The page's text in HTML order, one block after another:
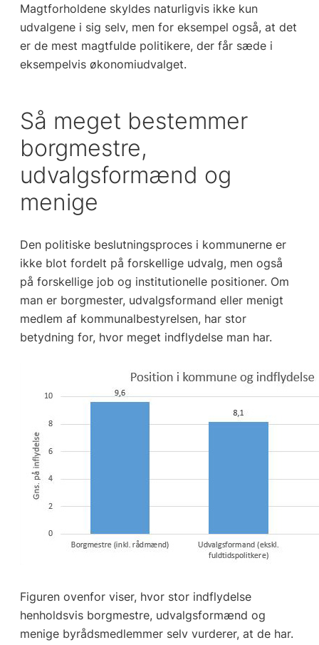
Magtforholdene skyldes naturligvis ikke kun
udvalgene i sig selv, men for eksempel også, at det
er de mest magtfulde politikere, der får sæde i
eksempelvis økonomiudvalget.
Så meget bestemmer
borgmestre,
udvalgsformænd og
menige
Den politiske beslutningsproces i kommunerne er
ikke blot fordelt på forskellige udvalg, men også
på forskellige job og institutionelle positioner. Om
man er borgmester, udvalgsformand eller menigt
medlem af kommunalbestyrelsen, har stor
betydning for, hvor meget indflydelse man har.
Figuren ovenfor viser, hvor stor indflydelse
henholdsvis borgmestre, udvalgsformænd og
menige byrådsmedlemmer selv vurderer, at de har.